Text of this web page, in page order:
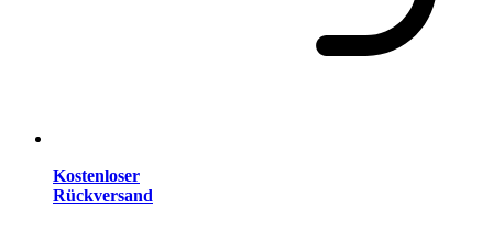
Kostenloser
Rückversand